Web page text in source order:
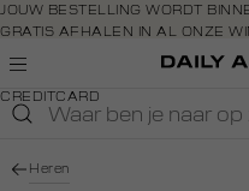
Navigeer
direct naar
de
Open de
direct
JOUW BESTELLING WORDT
GRATIS AFHALEN IN AL ONZE
GRATIS RETOURNEREN BINNEN
BETAAL ZOALS JIJ WILT: O.A.
CREDITCARD
Heren